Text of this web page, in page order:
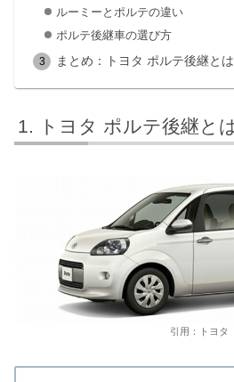
ルーミーとポルテの違い
ポルテ後継車の選び方
まとめ：トヨタ ポルテ後継とは
トヨタ ポルテ後継と
引用：トヨタ